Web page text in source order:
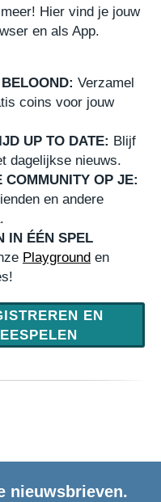
Hier vind je jouw
en als App.
Verzamel
coins voor jouw
UP TO DATE: Blijf
dagelijkse nieuws.
COMMUNITY OP JE:
en andere
IN ÉÉN SPEL
Playground en
EN
nieuwsbrieven.